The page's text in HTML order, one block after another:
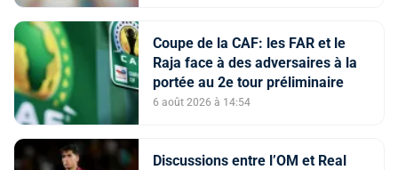
Coupe de la CAF: les FAR et le
Raja face à des adversaires à la
portée au 2e tour préliminaire
6 août 2026 à 14:54
Discussions entre l’OM et Real